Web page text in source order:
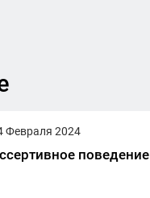
Февраля 2024
поведение